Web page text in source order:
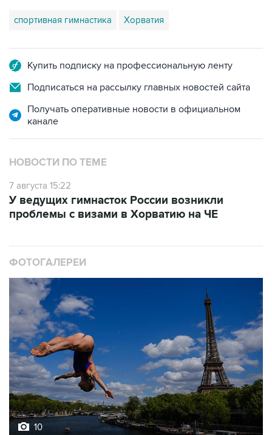
спортивная гимнастика Хорватия
Купить подписку на профессиональную ленту
Подписаться на рассылку главных новостей сайта
Получать оперативные новости в официальном
канале
НОВОСТИ ПО ТЕМЕ
7 августа 15:22
У ведущих гимнасток России возникли
проблемы с визами в Хорватию на ЧЕ
ФОТОГАЛЕРЕИ
10